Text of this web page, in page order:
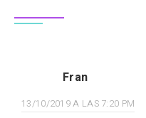
Fran
13/10/2019 A LAS 7:20 PM